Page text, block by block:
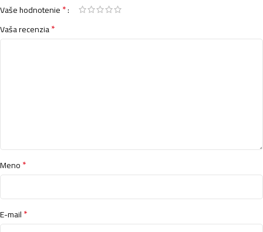
Kallos kjmn farba 100ml- 1.10 – Modročierna
Vaše hodnotenie*
Vaša recenzia*
Meno*
E-mail*